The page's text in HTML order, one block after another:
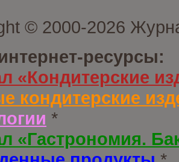
© 2000-2026
ресурсы:
«Кондитерские
кондитерские
*
«Гастрономия.